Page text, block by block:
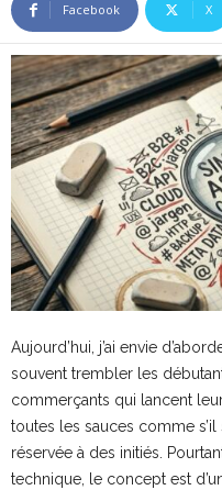
Facebook X
Aujourd’hui, j’ai envie
souvent trembler les
commerçants qui lancent
toutes les sauces comme s’il
réservée à des initiés.
technique, le concept est